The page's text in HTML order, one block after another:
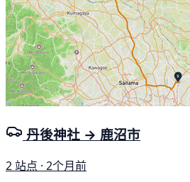
丹後神社 → 鹿沼市
2 站点 · 2个月前